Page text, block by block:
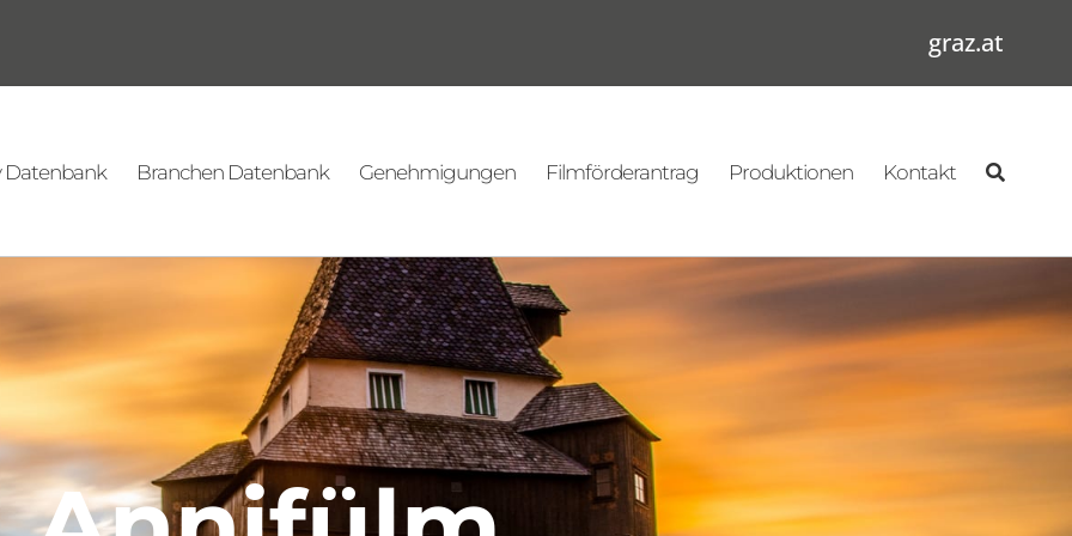
graz.at
Datenbank Branchen Datenbank Genehmigungen Filmförderantrag Produktionen Kontakt